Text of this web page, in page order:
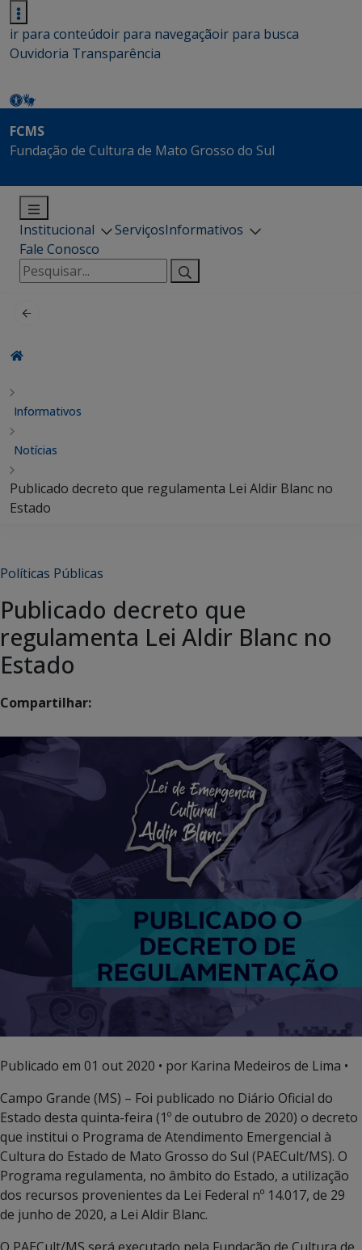
ir para conteúdoir para navegaçãoir para busca
Ouvidoria Transparência
FCMS
Fundação de Cultura de Mato Grosso do Sul
Institucional ServiçosInformativos
Fale Conosco
Pesquisar
por:
Informativos
Notícias
Publicado decreto que regulamenta Lei Aldir Blanc no
Estado
Políticas Públicas
Publicado decreto que
regulamenta Lei Aldir Blanc no
Estado
Compartilhar:
Publicado em 01 out 2020 • por Karina Medeiros de Lima •
Campo Grande (MS) – Foi publicado no Diário Oficial do
Estado desta quinta-feira (1º de outubro de 2020) o decreto
que institui o Programa de Atendimento Emergencial à
Cultura do Estado de Mato Grosso do Sul (PAECult/MS). O
Programa regulamenta, no âmbito do Estado, a utilização
dos recursos provenientes da Lei Federal nº 14.017, de 29
de junho de 2020, a Lei Aldir Blanc.